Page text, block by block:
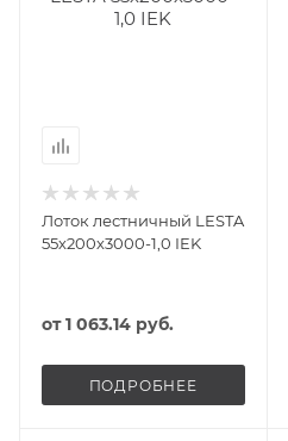
Лоток лестничный LESTA
55х200х3000-1,0 IEK
от1 063.14 руб.
ПОДРОБНЕЕ